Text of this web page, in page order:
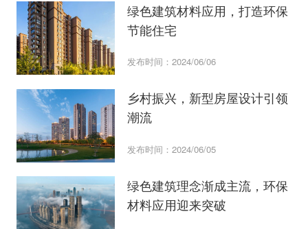
绿色建筑材料应用，打造环保
节能住宅
发布时间：2024/06/06
乡村振兴，新型房屋设计引领
潮流
发布时间：2024/06/05
绿色建筑理念渐成主流，环保
材料应用迎来突破